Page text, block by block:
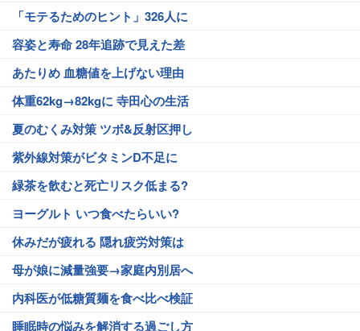
「モテるためのヒント」326人に
容姿と寿命 28年追跡で見えた差
あたりめ 血糖値を上げない理由
体重62kg→82kgに 寺田心の生活
夏のむくみ対策 ツボ&反射区押し
紫外線対策がビタミンD不足に
緑茶を飲むと死亡リスク低まる?
ヨーグルト いつ食べたらいい?
休みだが疲れる 隠れ疲労対策は
母が娘に減量強要→家庭内別居へ
内科医が低糖質麺を食べ比べ検証
睡眠時の悩みを解消する過ごし方